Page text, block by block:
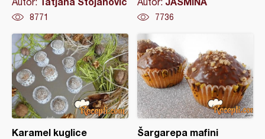
8771 7736
Karamel kuglice Šargarepa mafini